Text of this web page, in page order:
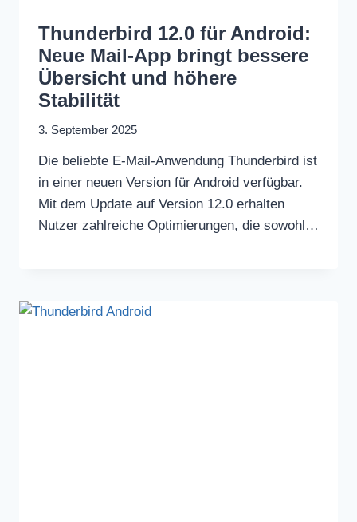
Thunderbird 12.0 für Android:
Neue Mail-App bringt bessere
Übersicht und höhere
Stabilität
3. September 2025
Die beliebte E-Mail-Anwendung Thunderbird ist
in einer neuen Version für Android verfügbar.
Mit dem Update auf Version 12.0 erhalten
Nutzer zahlreiche Optimierungen, die sowohl…